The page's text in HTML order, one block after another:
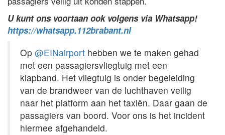
U kunt ons voortaan ook volgens via Whatsapp!
https://whatsapp.112brabant.nl
Op @EINairport hebben we te maken gehad
met een passagiersvliegtuig met een
klapband. Het vliegtuig is onder begeleiding
van de brandweer van de luchthaven veilig
naar het platform aan het taxiën. Daar gaan de
passagiers van boord. Voor ons is het incident
hiermee afgehandeld.